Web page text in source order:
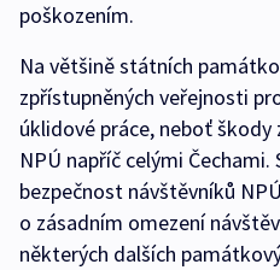
poškozením.
Na většině státních
zpřístupněných veřejnosti
úklidové práce, neboť
NPÚ napříč celými
bezpečnost návštěvníků
o zásadním omezení
některých dalších